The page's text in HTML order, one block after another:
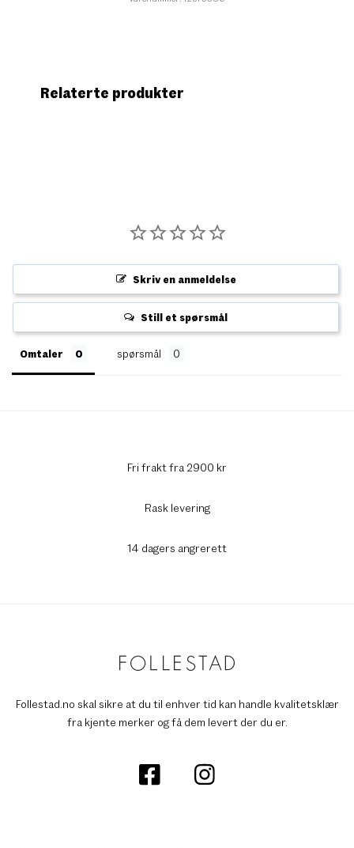
Relaterte produkter
Skriv en anmeldelse
Still et spørsmål
Omtaler spørsmål
Fri frakt fra 2900 kr
Rask levering
14 dagers angrerett
Follestad.no skal sikre at du til enhver tid kan handle kvalitetsklær
fra kjente merker og få dem levert der du er.